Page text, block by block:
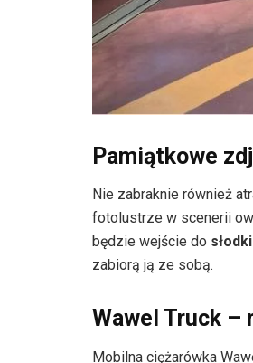
Pamiątkowe
Nie zabraknie również
fotolustrze w scenerii
będzie wejście do
zabiorą ją ze sobą.
Wawel Truck –
Mobilna ciężarówka